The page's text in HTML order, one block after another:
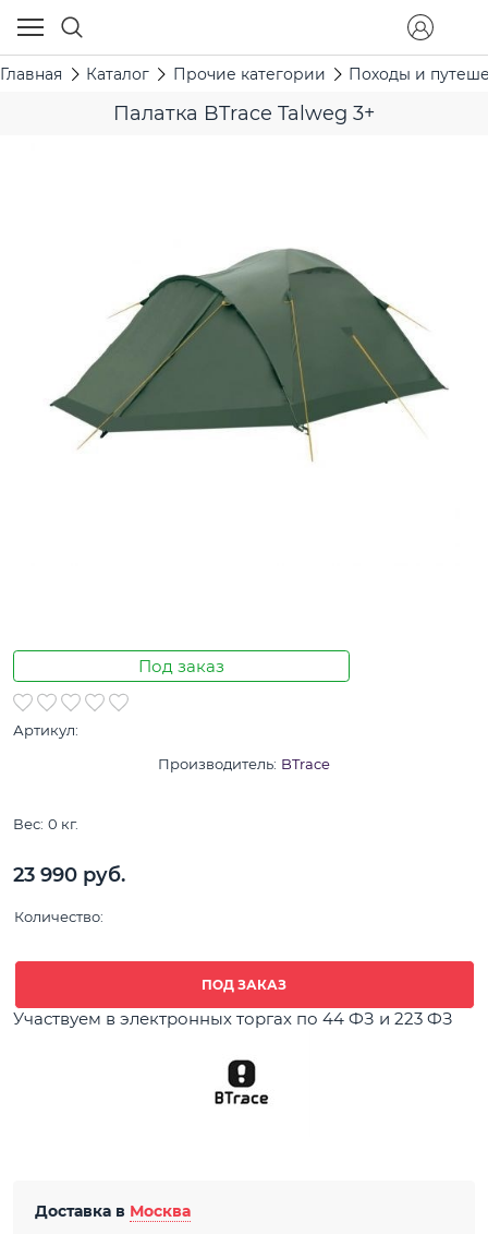
Главная Каталог Прочие категории Походы и
Палатка BTrace Talweg 3+
Под заказ
Артикул:
Производитель: BTrace
Вес: 0 кг.
23 990 руб.
Количество:
ПОД ЗАКАЗ
Участвуем в электронных торгах по 44 ФЗ и 223 ФЗ
Доставка в Москва